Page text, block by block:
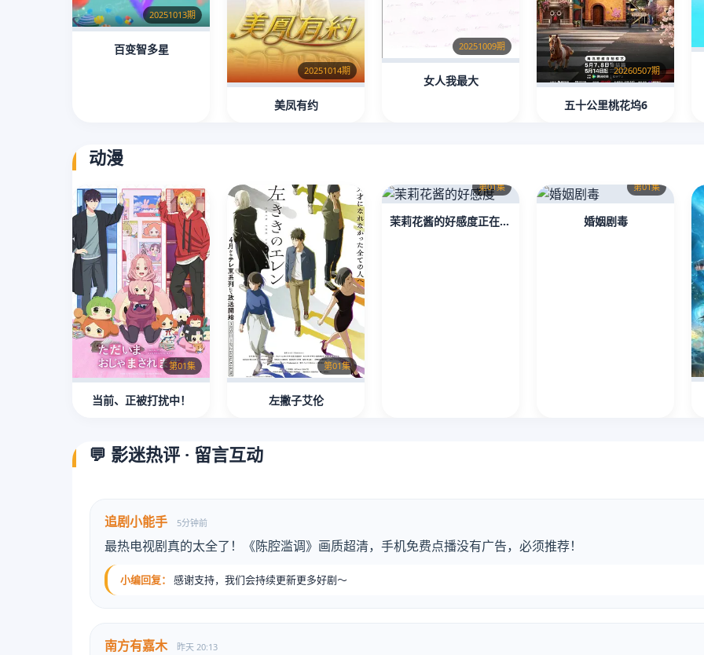
20251013期
百变智多星
20251014期
美凤有约
20251009期
女人我最大
20260507期
五十公里桃花坞6
动漫
第01集
当前、正被打扰中！
第01集
左撇子艾伦
第01集
茉莉花酱的好感度正在崩坏
第01集
婚姻剧毒
💬 影迷热评 · 留言互动
追剧小能手 5分钟前
最热电视剧真的太全了！《陈腔滥调》画质超清，手机免费点播没有广告，必须推荐！
小编回复： 感谢支持，我们会持续更新更多好剧～
南方有嘉木 昨天 20:13